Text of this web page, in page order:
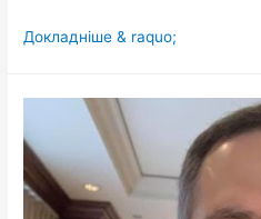
Глава
нас
хотітимуть
швидкого
Докладніше & raquo;